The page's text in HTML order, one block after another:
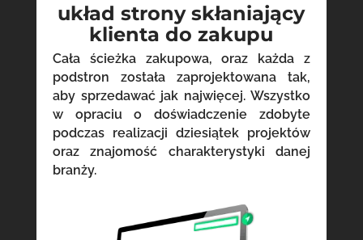
układ strony skłaniający
klienta do zakupu
Cała ścieżka zakupowa, oraz każda z
podstron została zaprojektowana tak,
aby sprzedawać jak najwięcej. Wszystko
w opraciu o doświadczenie zdobyte
podczas realizacji dziesiątek projektów
oraz znajomość charakterystyki danej
branży.